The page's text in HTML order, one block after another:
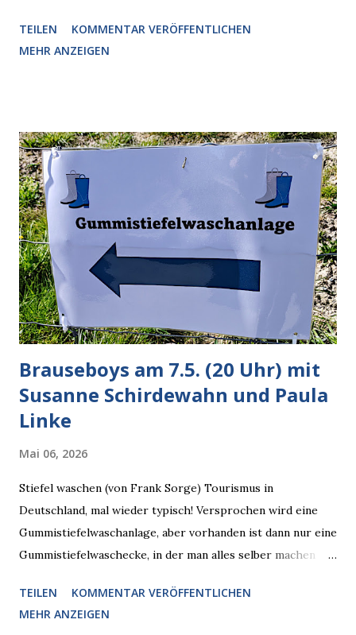
radikalisierte, weil sie ohnehin kurz vor dem Austausch
stand. Das ist sogar recht logisch, aber nicht, um den
unauffälliger machen muss, damit die KI rechtslastig
argumentiert. So wird jetzt berichtet, dass der neue Grok
bei diversen Anfragen zu kontroversen Themen auf dem
Weg zu einer Antwort erst einmal Elons eigene Sicht der
Dinge auf Twitter abfragen und entscheidend relevant
verarbeiten muss. Das ist lächerlich und gefährlich
zugleich. Denn eine Information fehlt noch, Grok soll
künftig in den US-amerikanischen Behörden mitarbeiten,
zuvord...
TEILEN
KOMMENTAR VERÖFFENTLICHEN
MEHR ANZEIGEN
Brauseboys am 7.5. (20 Uhr) mit
Susanne Schirdewahn und Paula
Linke
Mai 06, 2026
Stiefel waschen (von Frank Sorge) Tourismus in
Deutschland, mal wieder typisch! Versprochen wird eine
Gummistiefelwaschanlage, aber vorhanden ist dann nur eine
Gummistiefelwaschecke, in der man alles selber machen
Susanne Schirdewahn und Paula Linke Haus der Sinne
(Ystader Str. 10) Es war ein schöner Ausflug in den
TEILEN
KOMMENTAR VERÖFFENTLICHEN
MEHR ANZEIGEN